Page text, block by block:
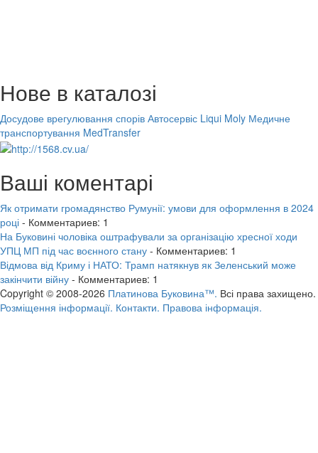
Нове в каталозі
Досудове врегулювання спорів Автосервіс Liqui Moly Медичне
транспортування MedTransfer
Ваші коментарі
Як отримати громадянство Румунії: умови для оформлення в 2024
році - Комментариев: 1
На Буковині чоловіка оштрафували за організацію хресної ходи
УПЦ МП під час воєнного стану - Комментариев: 1
Відмова від Криму і НАТО: Трамп натякнув як Зеленський може
закінчити війну - Комментариев: 1
Copyright © 2008-2026 Платинова Буковина™. Всі права захищено.
Розміщення інформації. Контакти. Правова інформація.